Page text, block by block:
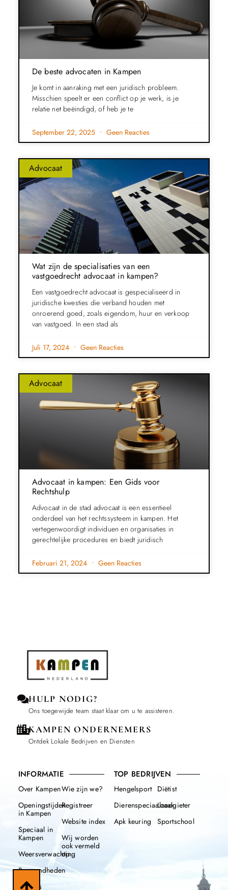
De beste advocaten in Kampen
Je komt in aanraking met een juridisch probleem.
Misschien speelt er een conflict op je werk, is je
relatie net beëindigd, of heb je te
September 22, 2025 Geen Reacties
Advocaat
Wat zijn de specialisaties van een
vastgoedrecht advocaat in kampen?
Een vastgoedrecht advocaat is gespecialiseerd in
juridische kwesties die verband houden met
onroerend goed, zoals eigendom, huur en verkoop
van vastgoed. In een stad als
Juli 17, 2024 Geen Reacties
Advocaat
Advocaat in kampen: Een Gids voor
Rechtshulp
Advocaat in de stad advocaat is een essentieel
onderdeel van het rechtssysteem in kampen. Het
vertegenwoordigt individuen en organisaties in
gerechtelijke procedures en biedt juridisch
Februari 21, 2024 Geen Reacties
HULP NODIG?
Ons toegewijde team staat klaar om u te assisteren.
KAMPEN ONDERNEMERS
Ontdek Lokale Bedrijven en Diensten
INFORMATIE
Over Kampen
Openingstijden
in Kampen
Speciaal in
Kampen
Weersverwachting
Beroemdheden
Nieuws
Wie zijn we?
Registreer
Website index
Wij worden
ook vermeld
op
TOP BEDRIJVEN
Hengelsport
Dierenspeciaalzaak
Apk keuring
Diëtist
Loodgieter
Sportschool